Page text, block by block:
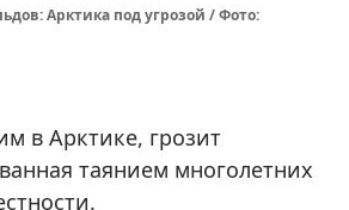
Арктика под угрозой / Фото:
в Арктике, грозит
таянием многолетних